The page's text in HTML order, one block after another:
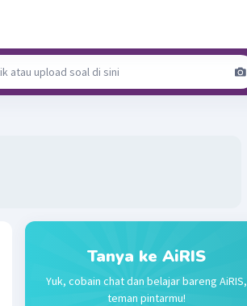
Tanya ke AiRIS
Yuk, cobain chat dan belajar bareng AiRIS,
teman pintarmu!